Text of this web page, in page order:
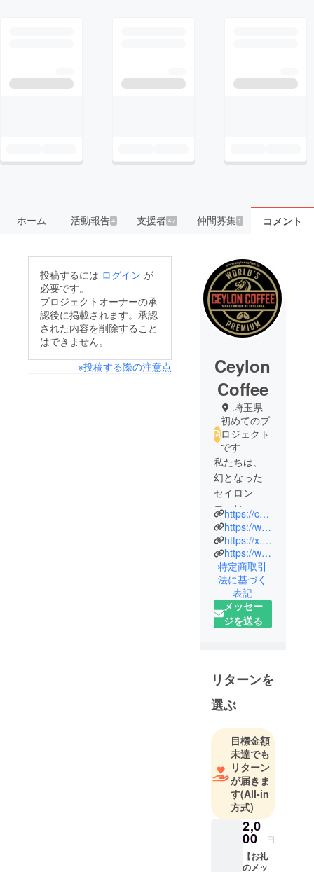
ホーム 活動報告4 支援者47 仲間募集 1 コメント
投稿するには ログイン が
必要です。
プロジェクトオーナーの承
認後に掲載されます。承認
された内容を削除すること
はできません。
※投稿する際の注意点
Ceylon
Coffee
埼玉県
初めてのプ
ロジェクト
です
私たちは、
幻となった
セイロン
コーヒーと
世界との架
け橋とな
り、香り高
いこのセイ
ロンコー
ヒーが、再
び世界中で
愛されるこ
して知られ
の島国スリ
ランカは、
１９世紀に
は世界第３
位のコー
ヒー生産国
でしたが、
コーヒーの
木の病気や
https://ceyloncoffee.jp
https://www.instagram.com/ceyloncoffee.jp/
https://x.com/ceyloncoffeejp/
https://www.facebook.com/ceyloncoffee.jp
特定商取引
法に基づく
表記
メッセー
ジを送る
リターンを
選ぶ
目標金額
未達でも
リターン
が届きま
す(All-in
方式)
2,0
00 円
【お礼
のメッ